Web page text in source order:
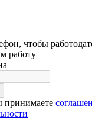
чтобы
работу
принимаете